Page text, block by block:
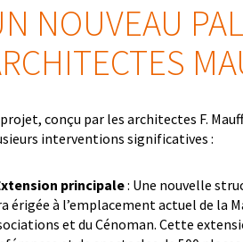
NOUVEAU
conçu par les architectes F.
interventions significatives :
principale: Une nouvelle
érigée à l’emplacement actuel de la
et du Cénoman. Cette